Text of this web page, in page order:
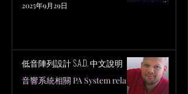
2025年9月29日
低音陣列設計 S.A.D. 中文說明
音響系統相關 PA System related